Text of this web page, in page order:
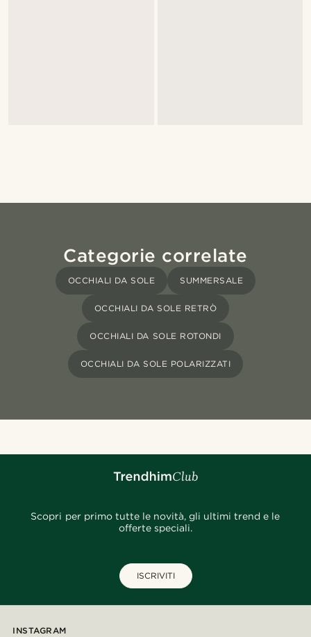
Categorie correlate
OCCHIALI DA SOLE SUMMERSALE
OCCHIALI DA SOLE RETRÒ
OCCHIALI DA SOLE ROTONDI
OCCHIALI DA SOLE POLARIZZATI
Scopri per primo tutte le novità, gli ultimi trend e le
offerte speciali.
ISCRIVITI
INSTAGRAM